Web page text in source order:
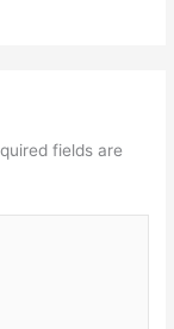
fields are